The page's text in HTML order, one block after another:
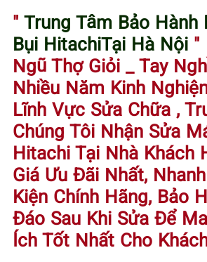
" Trung Tâm Bảo Hành
Bụi HitachiTại Hà Nội "
Ngũ Thợ Giỏi _ Tay
Nhiều Năm Kinh
Lĩnh Vực Sửa Chữa ,
Chúng Tôi Nhận Sửa
Hitachi Tại Nhà Khách
Giá Ưu Đãi Nhất,
Kiện Chính Hãng, Bảo
Đáo Sau Khi Sửa Để
Ích Tốt Nhất Cho